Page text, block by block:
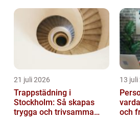
21 juli 2026
Trappstädning i
Stockholm: Så skapas
trygga och trivsamma
13 juli
och